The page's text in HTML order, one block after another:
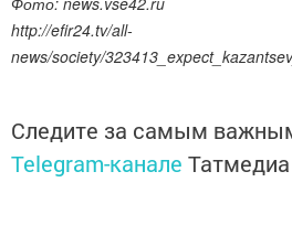
http://efir24.tv/all-
news/society/
Следите за самым
Telegram-канале Татмедиа